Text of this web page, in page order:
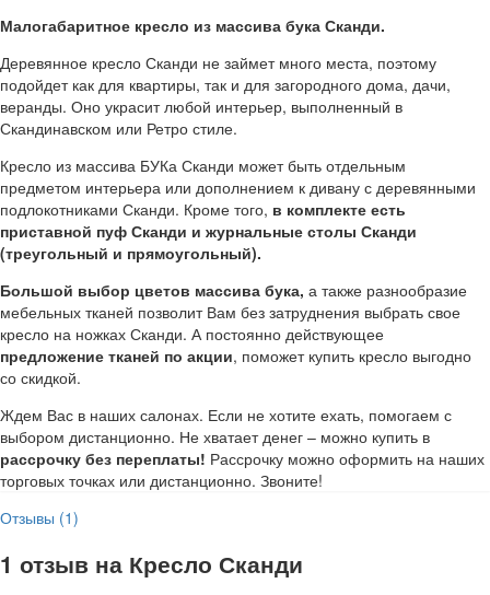
Малогабаритное кресло из массива бука Сканди.
Деревянное кресло Сканди не займет много места, поэтому
подойдет как для квартиры, так и для загородного дома, дачи,
веранды. Оно украсит любой интерьер, выполненный в
Скандинавском или Ретро стиле.
Кресло из массива БУКа Сканди может быть отдельным
предметом интерьера или дополнением к дивану с деревянными
подлокотниками Сканди. Кроме того, в комплекте есть
приставной пуф Сканди и журнальные столы Сканди
(треугольный и прямоугольный).
Большой выбор цветов массива бука, а также разнообразие
мебельных тканей позволит Вам без затруднения выбрать свое
кресло на ножках Сканди. А постоянно действующее
предложение тканей по акции, поможет купить кресло выгодно
со скидкой.
Ждем Вас в наших салонах. Если не хотите ехать, помогаем с
выбором дистанционно. Не хватает денег – можно купить в
рассрочку без переплаты! Рассрочку можно оформить на наших
торговых точках или дистанционно. Звоните!
Отзывы (1)
1 отзыв на Кресло Сканди